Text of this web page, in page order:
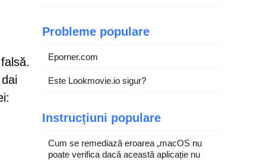
Probleme populare
Eporner.com
Este Lookmovie.io sigur?
Instrucțiuni populare
Cum se remediază eroarea „macOS nu
poate verifica dacă această aplicație nu